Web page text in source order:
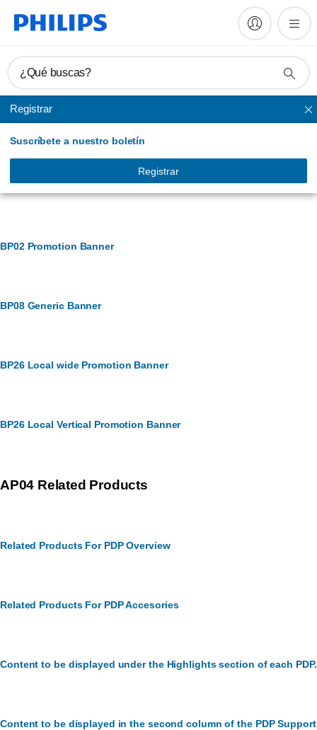
¿Qué buscas?
Registrar
Suscríbete a nuestro boletín
Registrar
TV profesional
Banner Management
BP02 Promotion Banner
BP08 Generic Banner
BP26 Local wide Promotion Banner
BP26 Local Vertical Promotion Banner
AP04 Related Products
Related Products For PDP Overview
Related Products For PDP Accesories
Content to be displayed under the Highlights section of each PDP.
Content to be displayed in the second column of the PDP Support